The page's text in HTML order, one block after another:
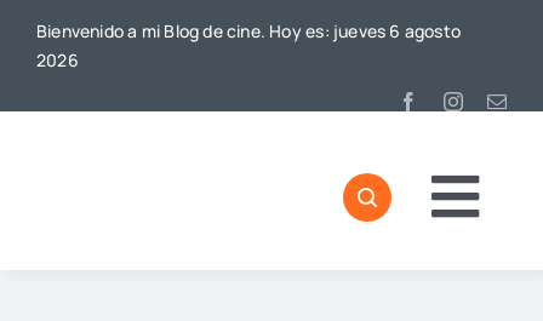
Bienvenido a mi Blog de cine. Hoy es: jueves 6 agosto
2026